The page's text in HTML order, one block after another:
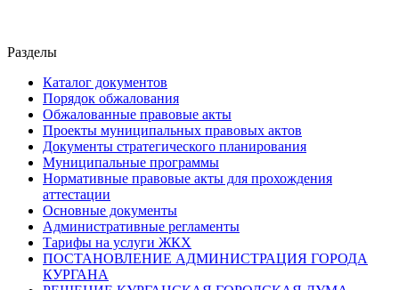
Разделы
Каталог документов
Порядок обжалования
Обжалованные правовые акты
Проекты муниципальных правовых актов
Документы стратегического планирования
Муниципальные программы
Нормативные правовые акты для прохождения
аттестации
Основные документы
Административные регламенты
Тарифы на услуги ЖКХ
ПОСТАНОВЛЕНИЕ АДМИНИСТРАЦИЯ ГОРОДА
КУРГАНА